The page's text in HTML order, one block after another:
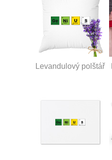
Levandulový polštář